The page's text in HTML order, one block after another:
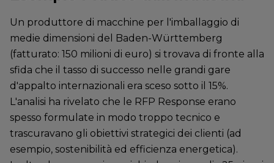
Un produttore di macchine per l'imballaggio di
medie dimensioni del Baden-Württemberg
(fatturato: 150 milioni di euro) si trovava di fronte alla
sfida che il tasso di successo nelle grandi gare
d'appalto internazionali era sceso sotto il 15%.
L'analisi ha rivelato che le RFP Response erano
spesso formulate in modo troppo tecnico e
trascuravano gli obiettivi strategici dei clienti (ad
esempio, sostenibilità ed efficienza energetica).